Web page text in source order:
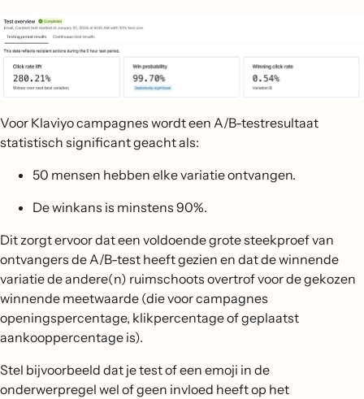
Voor Klaviyo campagnes wordt een A/B-testresultaat
statistisch significant geacht als:
50 mensen hebben elke variatie ontvangen.
De winkans is minstens 90%.
Dit zorgt ervoor dat een voldoende grote steekproef van
ontvangers de A/B-test heeft gezien en dat de winnende
variatie de andere(n) ruimschoots overtrof voor de gekozen
winnende meetwaarde (die voor campagnes
openingspercentage, klikpercentage of geplaatst
aankooppercentage is).
Stel bijvoorbeeld dat je test of een emoji in de
onderwerpregel wel of geen invloed heeft op het